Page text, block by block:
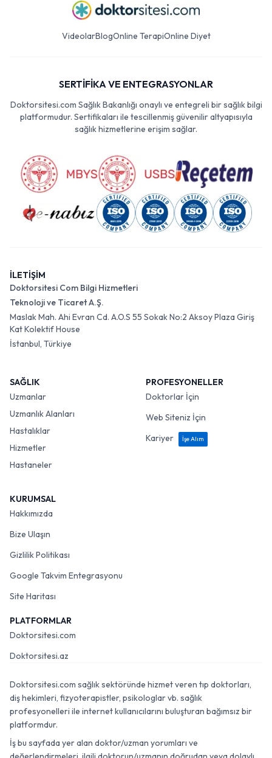
VideolarBlogOnline TerapiOnline Diyet
SERTİFİKA VE ENTEGRASYONLAR
Doktorsitesi.com Sağlık Bakanlığı onaylı ve entegreli bir sağlık bilgi
platformudur. Sertifikaları ile tescillenmiş güvenilir altyapısıyla
sağlık hizmetlerine erişim sağlar.
İLETİŞİM
Doktorsitesi Com Bilgi Hizmetleri
Teknoloji ve Ticaret A.Ş.
Maslak Mah. Ahi Evran Cd. A.O.S 55 Sokak No:2 Aksoy Plaza Giriş
Kat Kolektif House
İstanbul, Türkiye
SAĞLIK
Uzmanlar
Uzmanlık Alanları
Hastalıklar
Hizmetler
Hastaneler
PROFESYONELLER
Doktorlar İçin
Web Siteniz İçin
Kariyer
İşe Alım
KURUMSAL
Hakkımızda
Bize Ulaşın
Gizlilik Politikası
Google Takvim Entegrasyonu
Site Haritası
PLATFORMLAR
Doktorsitesi.com
Doktorsitesi.az
Doktorsitesi.com sağlık sektöründe hizmet veren tıp doktorları,
diş hekimleri, fizyoterapistler, psikologlar vb. sağlık
profesyonelleri ile internet kullanıcılarını buluşturan bağımsız bir
platformdur.
İş bu sayfada yer alan doktor/uzman yorumları ve